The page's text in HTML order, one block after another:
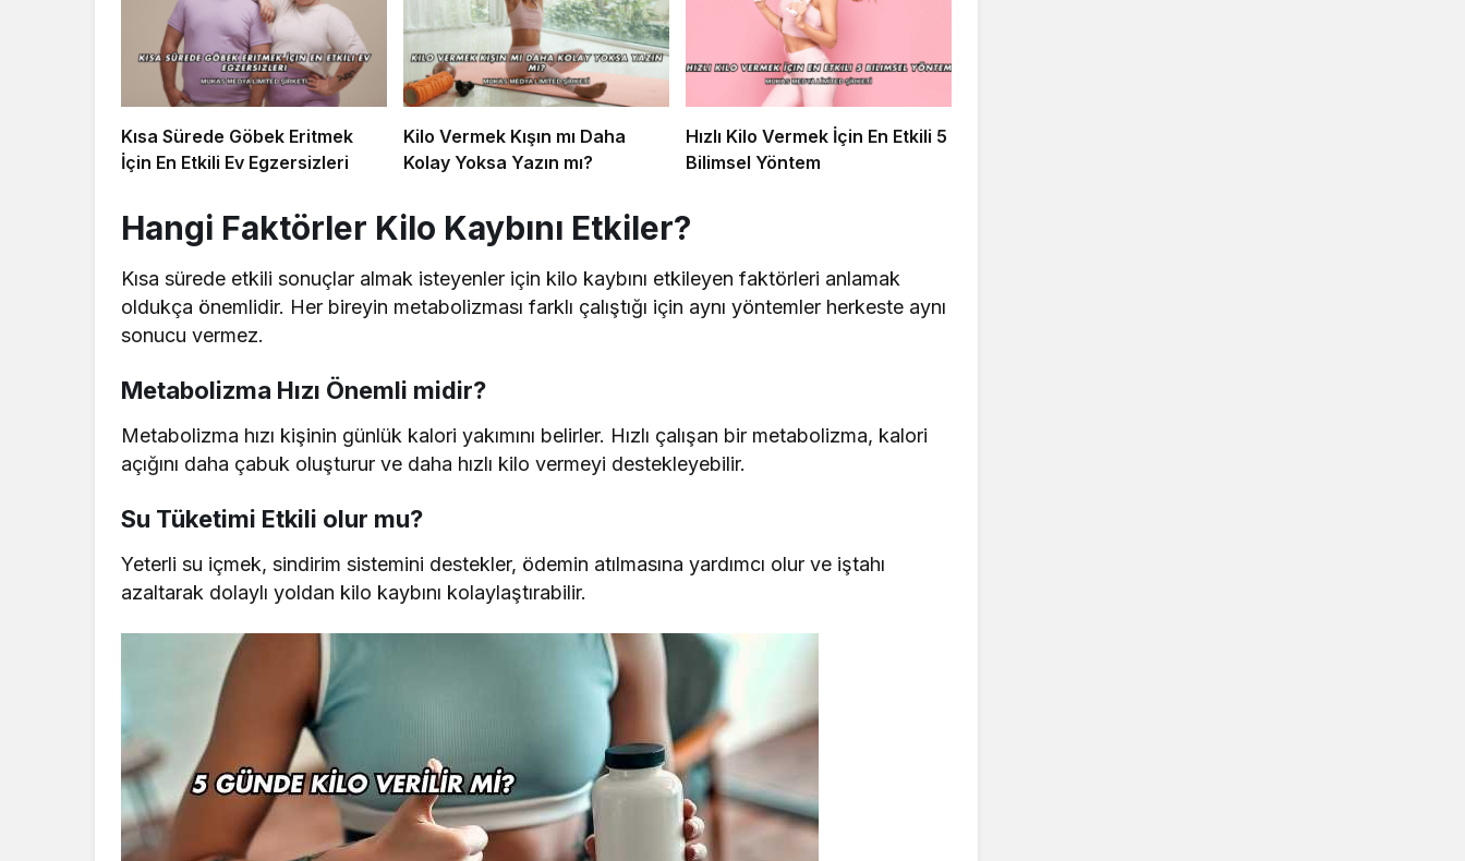
Kısa Sürede Göbek Eritmek
İçin En Etkili Ev Egzersizleri
Kilo Vermek Kışın mı Daha
Kolay Yoksa Yazın mı?
Hızlı Kilo Vermek İçin En Etkili 5
Bilimsel Yöntem
Hangi Faktörler Kilo Kaybını Etkiler?
Kısa sürede etkili sonuçlar almak isteyenler için kilo kaybını etkileyen faktörleri anlamak
oldukça önemlidir. Her bireyin metabolizması farklı çalıştığı için aynı yöntemler herkeste aynı
sonucu vermez.
Metabolizma Hızı Önemli midir?
Metabolizma hızı kişinin günlük kalori yakımını belirler. Hızlı çalışan bir metabolizma, kalori
açığını daha çabuk oluşturur ve daha hızlı kilo vermeyi destekleyebilir.
Su Tüketimi Etkili olur mu?
Yeterli su içmek, sindirim sistemini destekler, ödemin atılmasına yardımcı olur ve iştahı
azaltarak dolaylı yoldan kilo kaybını kolaylaştırabilir.